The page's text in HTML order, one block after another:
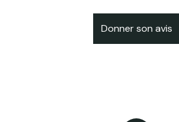
Donner son avis